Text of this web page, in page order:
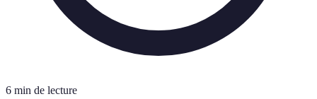
6 min de lecture